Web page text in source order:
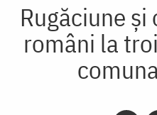
Rugăciune
români la